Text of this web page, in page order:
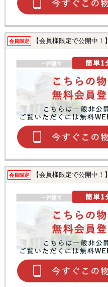
会員限定 【会員様限定で公開中！】
会員限定 【会員様限定で公開中！】